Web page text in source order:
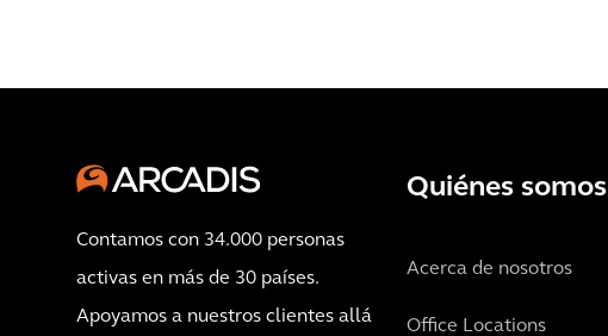
Contamos con 34.000 personas
activas en más de 30 países.
Apoyamos a nuestros clientes allá
Quiénes somos
Acerca de nosotros
Office Locations